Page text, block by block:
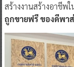
สร้างงานสร้างอาชีพ
ถูกขายฟรี ของดีพา